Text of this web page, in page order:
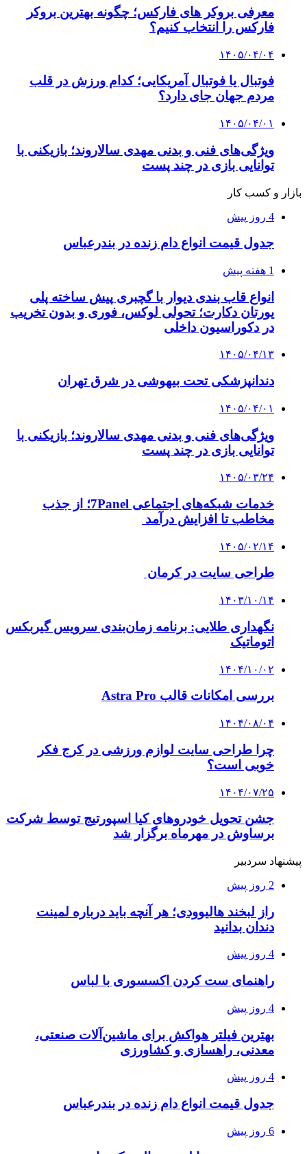
معرفی بروکر های فارکس؛ چگونه بهترین بروکر
فارکس را انتخاب کنیم؟
۱۴۰۵/۰۴/۰۴
فوتبال یا فوتبال آمریکایی؛ کدام ورزش در قلب
مردم جهان جای دارد؟
۱۴۰۵/۰۴/۰۱
ویژگی‌های فنی و بدنی مهدی سالاروند؛ بازیکنی با
توانایی بازی در چند پست
بازار و کسب کار
4 روز پیش
جدول قیمت انواع دام زنده در بندرعباس
1 هفته پیش
انواع قاب بندی دیوار با گچبری پیش ساخته پلی
یورتان دکارت؛ تحولی لوکس، فوری و بدون تخریب
در دکوراسیون داخلی
۱۴۰۵/۰۴/۱۳
دندانپزشکی تحت بیهوشی در شرق تهران
۱۴۰۵/۰۴/۰۱
ویژگی‌های فنی و بدنی مهدی سالاروند؛ بازیکنی با
توانایی بازی در چند پست
۱۴۰۵/۰۳/۲۴
خدمات شبکه‌های اجتماعی 7Panel؛ از جذب
مخاطب تا افزایش درآمد
۱۴۰۵/۰۲/۱۴
طراحی سایت در کرمان
۱۴۰۳/۱۰/۱۴
نگهداری طلایی: برنامه زمان‌بندی سرویس گیربکس
اتوماتیک
۱۴۰۴/۱۰/۰۲
بررسی امکانات قالب Astra Pro
۱۴۰۴/۰۸/۰۴
چرا طراحی سایت لوازم ورزشی در کرج فکر
خوبی است؟
۱۴۰۴/۰۷/۲۵
جشن تحویل خودروهای کیا اسپورتیج توسط شرکت
برساوش در مهرماه برگزار شد
پیشنهاد سردبیر
2 روز پیش
راز لبخند هالیوودی؛ هر آنچه باید درباره لمینت
دندان بدانید
4 روز پیش
راهنمای ست کردن اکسسوری با لباس
4 روز پیش
بهترین فیلتر هواکش برای ماشین‌آلات صنعتی،
معدنی، راهسازی و کشاورزی
4 روز پیش
جدول قیمت انواع دام زنده در بندرعباس
6 روز پیش